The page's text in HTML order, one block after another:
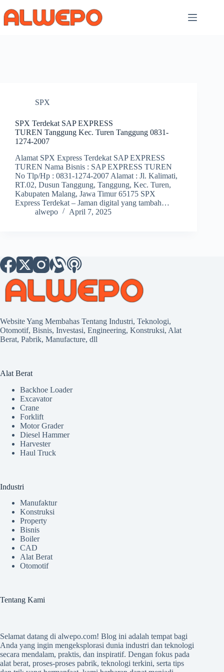
to
content
SPX
SPX Terdekat SAP EXPRESS
TUREN Tanggung Kec. Turen Tanggung 0831-
1274-2007
Alamat SPX Express Terdekat SAP EXPRESS
TUREN Nama Bisnis : SAP EXPRESS TUREN
No Tlp/Hp : 0831-1274-2007 Alamat : Jl. Kalimati,
RT.02, Dusun Tanggung, Tanggung, Kec. Turen,
Kabupaten Malang, Jawa Timur 65175 SPX
Express Terdekat – Jaman digital yang tambah…
alwepo
April 7, 2025
Website Yang Membahas Tentang Industri, Teknologi,
Otomotif, Bisnis, Investasi, Engineering, Konstruksi, Alat
Berat, Pabrik, Manufacture, dll
Alat Berat
Backhoe Loader
Excavator
Crane
Forklift
Motor Grader
Diesel Hammer
Harvester
Haul Truck
Industri
Manufaktur
Konstruksi
Property
Bisnis
Boiler
CAD
Alat Berat
Otomotif
Tentang Kami
Selamat datang di alwepo.com! Blog ini adalah tempat bagi
Anda yang ingin mengeksplorasi dunia industri dan teknologi
secara mendalam, praktis, dan inspiratif. Dengan fokus pada
alat berat, proses-proses pabrik, teknologi terkini, serta tips